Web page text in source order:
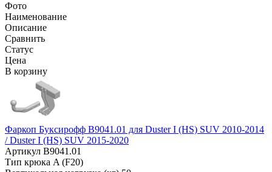
Фото
Наименование
Описание
Сравнить
Статус
Цена
В корзину
Фаркоп Буксирофф B9041.01 для Duster I (HS) SUV 2010-2014
/ Duster I (HS) SUV 2015-2020
Артикул B9041.01
Тип крюка A (F20)